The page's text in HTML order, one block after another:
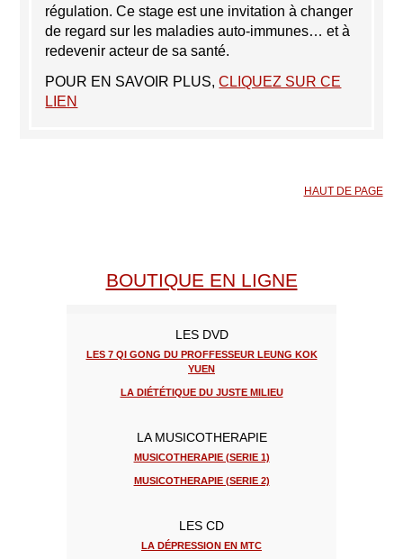
régulation. Ce stage est une invitation à changer
de regard sur les maladies auto-immunes… et à
redevenir acteur de sa santé.
POUR EN SAVOIR PLUS,CLIQUEZ SUR CE
LIEN
HAUT DE PAGE
BOUTIQUE EN LIGNE
LES DVD
LES 7 QI GONG DU PROFFESSEUR LEUNG KOK
YUEN
LA DIÉTÉTIQUE DU JUSTE MILIEU
LA MUSICOTHERAPIE
MUSICOTHERAPIE (SERIE 1)
MUSICOTHERAPIE (SERIE 2)
LES CD
LA DÉPRESSION EN MTC